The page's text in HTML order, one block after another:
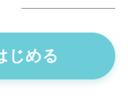
じめる